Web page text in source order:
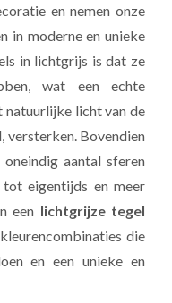
en nemen onze
in moderne en unieke
in lichtgrijs is dat ze
wat een echte
natuurlijke licht van de
versterken. Bovendien
oneindig aantal sferen
tot eigentijds en meer
een lichtgrijze tegel
die
en een unieke en